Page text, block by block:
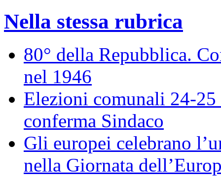
Nella stessa rubrica
80° della Repubblica.
nel 1946
Elezioni comunali 24-
conferma Sindaco
Gli europei celebrano
nella Giornata